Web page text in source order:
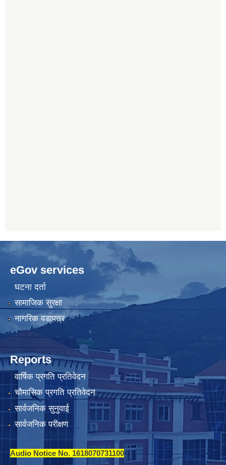
eGov services
घटना दर्ता
सामाजिक सुरक्षा
नागरिक वडापत्र
Reports
वार्षिक प्रगति प्रतिवेदन
चौमासिक प्रगति प्रतिवेदन
सार्वजनिक सुनुवाई
सार्वजनिक परीक्षण
Audio Notice No. 1618070731100